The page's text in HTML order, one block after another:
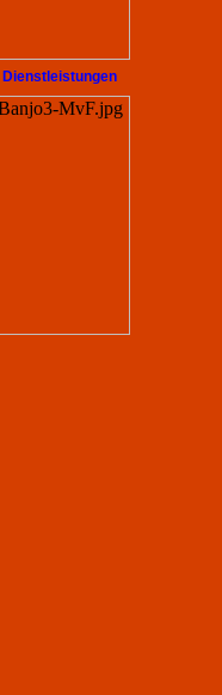
Dienstleistungen